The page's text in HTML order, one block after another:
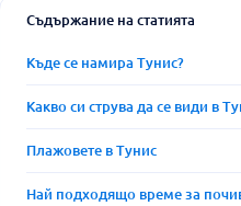
Съдържание на статията
Къде се намира Тунис?
Какво си струва да се види в
Плажовете в Тунис
Най подходящо време за